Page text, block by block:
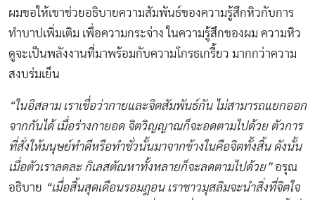
ผมขอให้เขาช่วยอธิบายความสัมพันธ์ของความรู้สึกหิวกับการ
ทำบาปเพิ่มเติม เพื่อความกระจ่าง ในความรู้สึกของผม ความหิว
ดูจะเป็นพลังงานที่มาพร้อมกับความโกรธเกรี้ยว มากกว่าความ
สงบร่มเย็น
“ในอิสลาม เราเชื่อว่ากายและจิตสัมพันธ์กัน ไม่สามารถแยกออก
จากกันได้ เมื่อร่างกายอด จิตวิญญาณก็จะอดตามไปด้วย ตัวการ
ที่สั่งให้มนุษย์ทำดีหรือทำชั่วนั้นมาจากข้างในคือจิตทั้งสิ้น ดังนั้น
เมื่อตัวเราลดละ กิเลสตัณหาทั้งหลายก็จะลดตามไปด้วย”อรุณ
อธิบาย “เมื่อสิ้นสุดเดือนรอมฎอน เราชาวมุสลิมจะนำสิ่งที่จิตใจ